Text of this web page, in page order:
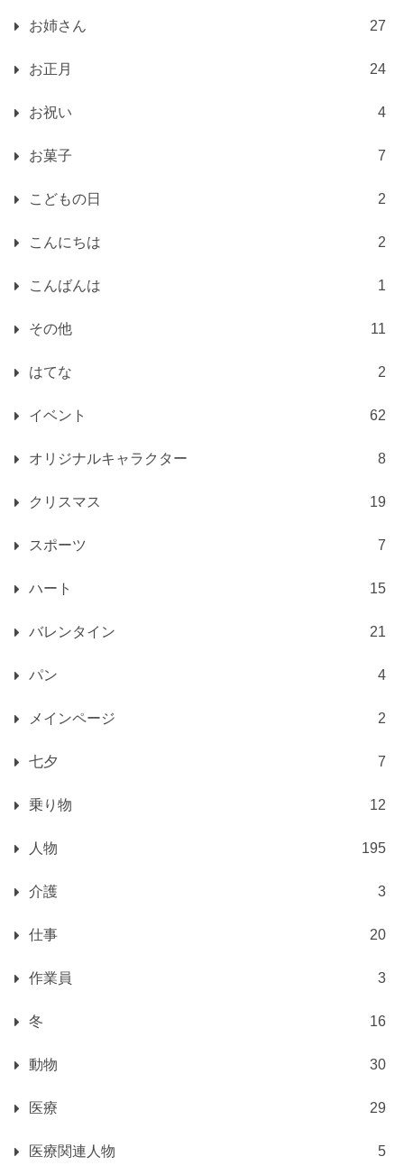
お姉さん 27
お正月 24
お祝い 4
お菓子 7
こどもの日 2
こんにちは 2
こんばんは 1
その他 11
はてな 2
イベント 62
オリジナルキャラクター 8
クリスマス 19
スポーツ 7
ハート 15
バレンタイン 21
パン 4
メインページ 2
七夕 7
乗り物 12
人物 195
介護 3
仕事 20
作業員 3
冬 16
動物 30
医療 29
医療関連人物 5